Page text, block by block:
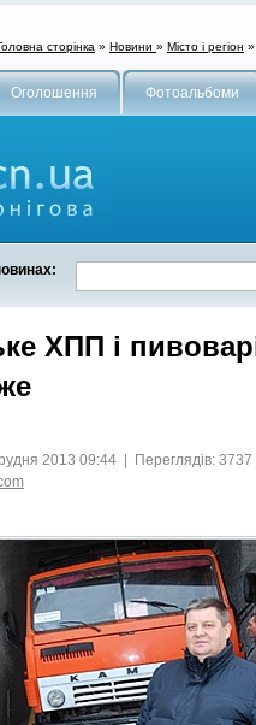
сторінка » Новини » Місто і регіон »
Оголошення Фотоальбоми
ХПП і
2013 09:44 | Переглядів: 3737